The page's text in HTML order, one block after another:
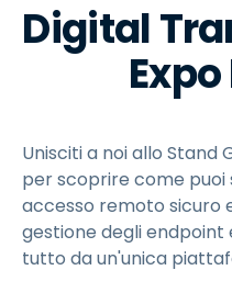
Digital
Unisciti a noi allo Stand
per scoprire come puoi
accesso remoto sicuro
gestione degli
tutto da un'unica